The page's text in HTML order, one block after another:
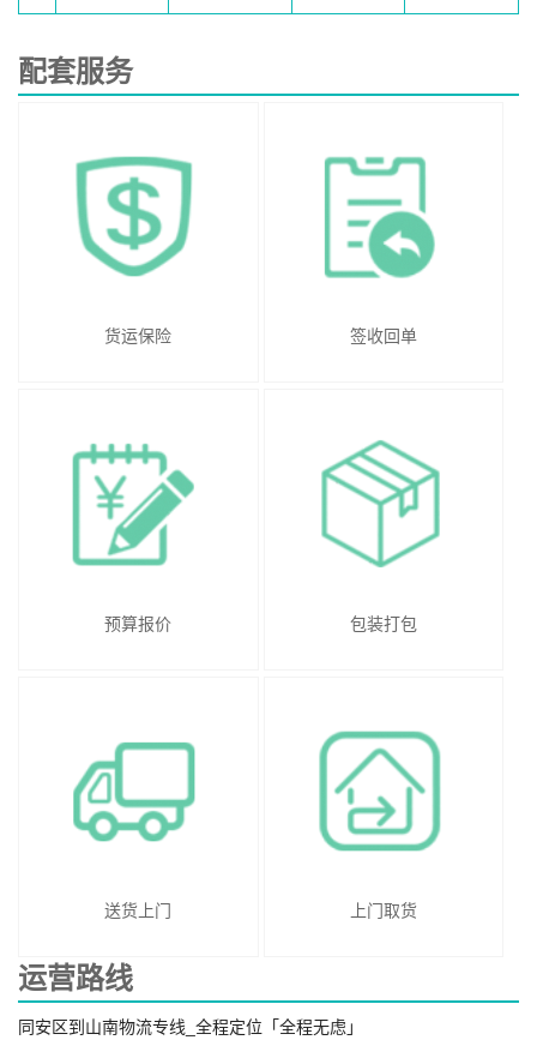
配套服务
货运保险 签收回单
预算报价 包装打包
送货上门 上门取货
运营路线
同安区到山南物流专线_全程定位「全程无虑」